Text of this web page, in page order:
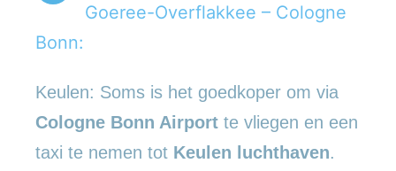
Goeree-Overflakkee – Cologne
Bonn:
Keulen: Soms is het goedkoper om via
Cologne Bonn Airport te vliegen en een
taxi te nemen tot Keulen luchthaven.